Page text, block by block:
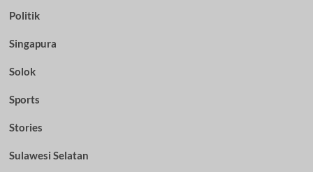
Politik
Singapura
Solok
Sports
Stories
Sulawesi Selatan